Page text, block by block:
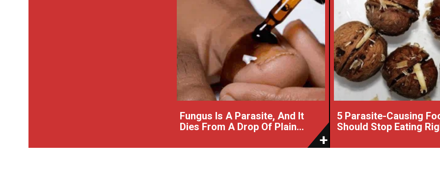
Fungus Is A Parasite, And It
Dies From A Drop Of Plain...
5 Parasite-Causing
Should Stop Eating